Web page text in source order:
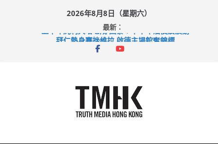
2026年8月8日（星期六）
最新：
上半年純利大增七成 國泰：下半年油價續波動
拜仁熱身賽挫維拉 啟德主場館奪錦標
性罪行修例獲九成支持 鄧炳強：爭取今屆任期內完成立法